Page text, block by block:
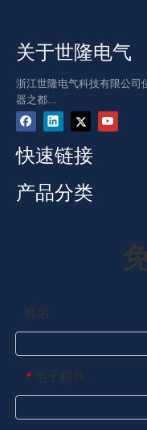
关于世隆电气
浙江世隆电气科技有限公司
器之都....
快速链接
产品分类
姓名
* 电子邮件